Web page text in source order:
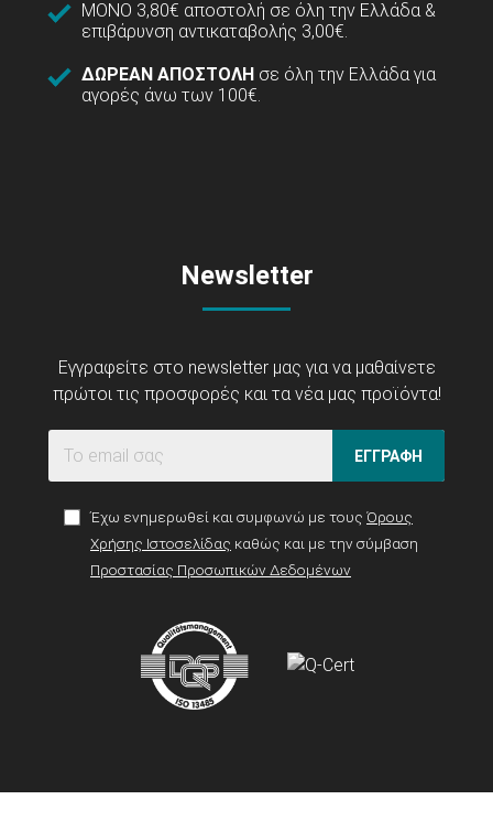
ΜΟΝΟ 3,80€ αποστολή σε όλη την Ελλάδα &
επιβάρυνση αντικαταβολής 3,00€.
ΔΩΡΕΑΝ ΑΠΟΣΤΟΛΗ σε όλη την Ελλάδα για
αγορές άνω των 100€.
Newsletter
Εγγραφείτε στο newsletter μας για να μαθαίνετε
πρώτοι τις προσφορές και τα νέα μας προϊόντα!
ΕΓΓΡΑΦΗ
Έχω ενημερωθεί και συμφωνώ με τους Όρους
Χρήσης Ιστοσελίδας καθώς και με την σύμβαση
Προστασίας Προσωπικών Δεδομένων